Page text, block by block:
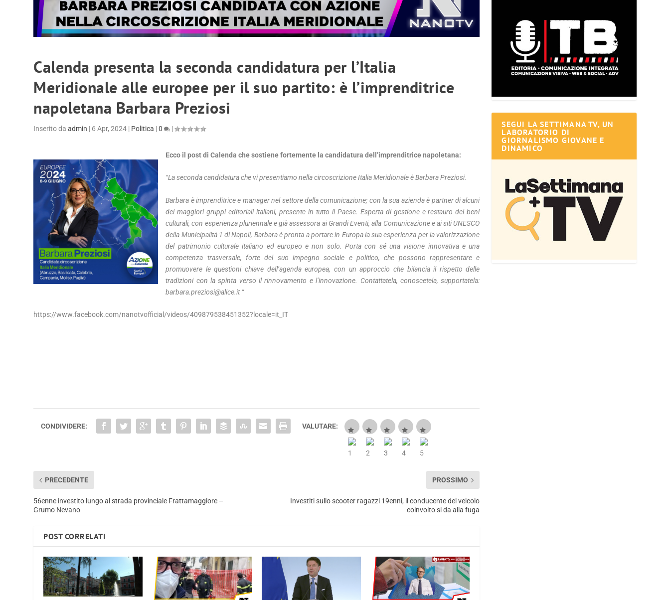
Calenda presenta la seconda candidatura per l’Italia
Meridionale alle europee per il suo partito: è l’imprenditrice
napoletana Barbara Preziosi
Inserito daadmin | 6 Apr, 2024 | Politica |0 |
Ecco il post di Calenda che sostiene fortemente la candidatura dell’imprenditrice napoletana:
“La seconda candidatura che vi presentiamo nella circoscrizione Italia Meridionale è Barbara Preziosi.
Barbara è imprenditrice e manager nel settore della comunicazione; con la sua azienda è partner di alcuni
dei maggiori gruppi editoriali italiani, presente in tutto il Paese. Esperta di gestione e restauro dei beni
culturali, con esperienza pluriennale e già assessora ai Grandi Eventi, alla Comunicazione e ai siti UNESCO
della Municipalità 1 di Napoli, Barbara è pronta a portare in Europa la sua esperienza per la valorizzazione
del patrimonio culturale italiano ed europeo e non solo. Porta con sé una visione innovativa e una
competenza trasversale, forte del suo impegno sociale e politico, che possono rappresentare e
promuovere le questioni chiave dell’agenda europea, con un approccio che bilancia il rispetto delle
tradizioni con la spinta verso il rinnovamento e l’innovazione. Contattatela, conoscetela, supportatela:
barbara.preziosi@alice.it “
https://www.facebook.com/nanotvofficial/videos/409879538451352?locale=it_IT
CONDIVIDERE: VALUTARE:
PRECEDENTE
56enne investito lungo al strada provinciale Frattamaggiore –
Grumo Nevano
PROSSIMO
Investiti sullo scooter ragazzi 19enni, il conducente del veicolo
coinvolto si da alla fuga
POST CORRELATI
SEGUI LA SETTIMANA TV, UN
LABORATORIO DI
GIORNALISMO GIOVANE E
DINAMICO